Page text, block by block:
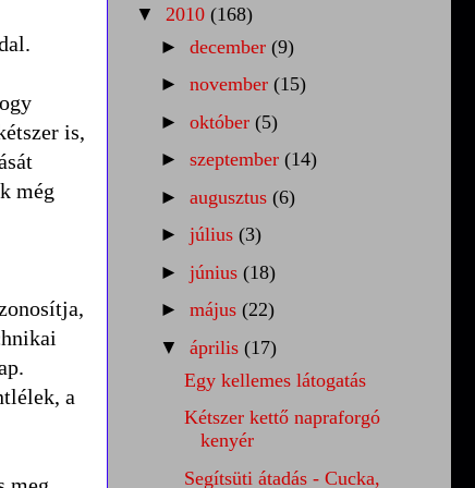
is,
még
a
▼ 2010 (168)
► december (9)
► november (15)
► október (5)
► szeptember (14)
► augusztus (6)
► július (3)
► június (18)
► május (22)
▼ április (17)
Egy kellemes látogatás
Kétszer kettő napraforgó
kenyér
Segítsüti átadás - Cucka,